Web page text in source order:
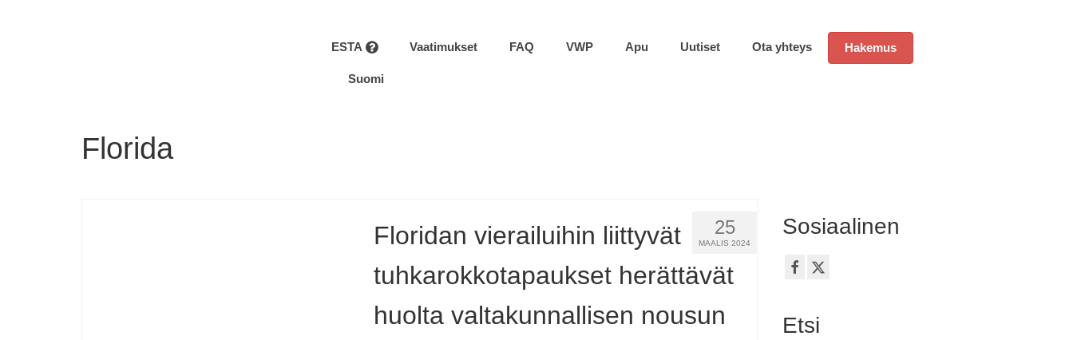
ESTA Vaatimukset FAQ VWP Apu Uutiset Ota yhteys Hakemus
Suomi
Florida
25
MAALIS 2024
Floridan vierailuihin liittyvät
tuhkarokkotapaukset herättävät
huolta valtakunnallisen nousun
Sosiaalinen
Etsi